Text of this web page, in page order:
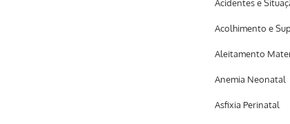
Acidentes e
Acolhimento e
Aleitamento
Anemia Neonatal
Asfixia Perinatal